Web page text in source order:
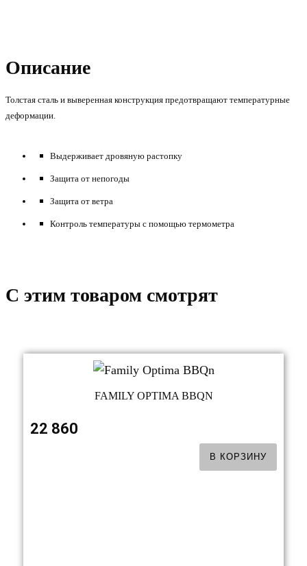
Описание
Толстая сталь и выверенная конструкция предотвращают температурные
деформации.
Выдерживает дровяную растопку
Защита от непогоды
Защита от ветра
Контроль температуры с помощью термометра
C этим товаром смотрят
FAMILY OPTIMA BBQN
22 860
В КОРЗИНУ